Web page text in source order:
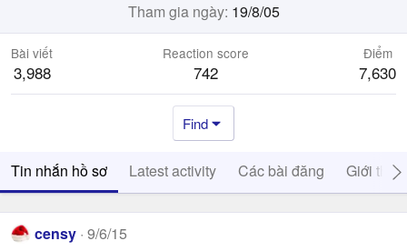
Tham gia ngày 19/8/05
Bài viết
3,988
Reaction score
742
Điểm
7,630
Find
Tin nhắn hồ sơ Latest activity Các bài đăng Giới thiệu
censy 9/6/15